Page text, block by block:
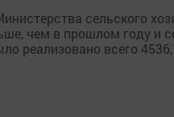
сельского
чем в прошлом году и
реализовано всего